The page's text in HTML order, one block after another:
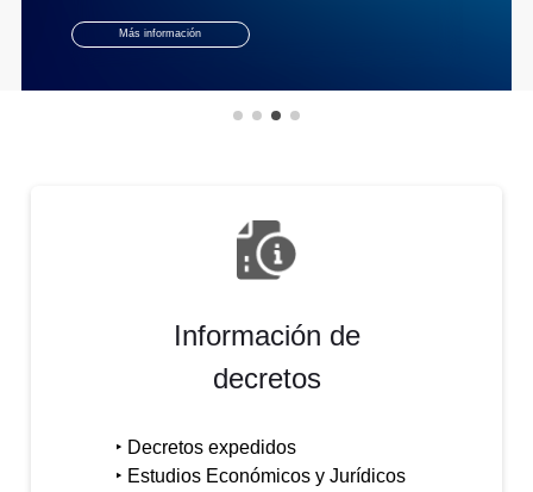
Más información
Información de
decretos
‣ Decretos expedidos
‣ Estudios Económicos y Jurídicos